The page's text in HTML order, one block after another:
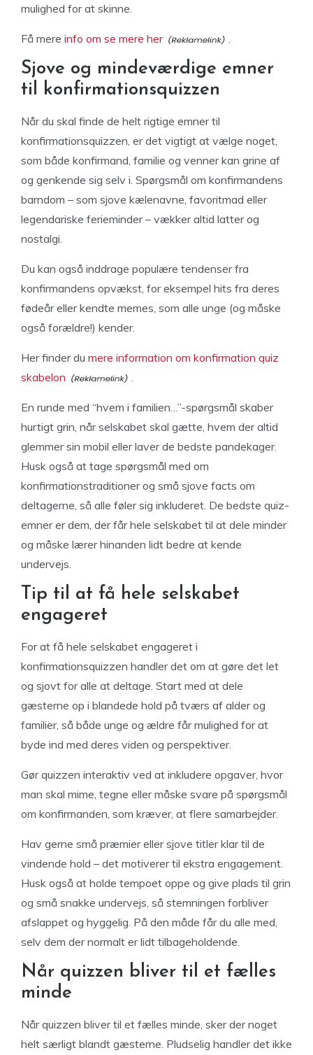
mulighed for at skinne.
Få mere info om se mere her
Sjove og mindeværdige emner
til konfirmationsquizzen
Når du skal finde de helt rigtige emner til
konfirmationsquizzen, er det vigtigt at vælge noget,
som både konfirmand, familie og venner kan grine af
og genkende sig selv i. Spørgsmål om konfirmandens
barndom – som sjove kælenavne, favoritmad eller
legendariske ferieminder – vækker altid latter og
nostalgi.
Du kan også inddrage populære tendenser fra
konfirmandens opvækst, for eksempel hits fra deres
fødeår eller kendte memes, som alle unge (og måske
også forældre!) kender.
Her finder du mere information om konfirmation quiz
skabelon
En runde med “hvem i familien…”-spørgsmål skaber
hurtigt grin, når selskabet skal gætte, hvem der altid
glemmer sin mobil eller laver de bedste pandekager.
Husk også at tage spørgsmål med om
konfirmationstraditioner og små sjove facts om
deltagerne, så alle føler sig inkluderet. De bedste quiz-
emner er dem, der får hele selskabet til at dele minder
og måske lærer hinanden lidt bedre at kende
undervejs.
Tip til at få hele selskabet
engageret
For at få hele selskabet engageret i
konfirmationsquizzen handler det om at gøre det let
og sjovt for alle at deltage. Start med at dele
gæsterne op i blandede hold på tværs af alder og
familier, så både unge og ældre får mulighed for at
byde ind med deres viden og perspektiver.
Gør quizzen interaktiv ved at inkludere opgaver, hvor
man skal mime, tegne eller måske svare på spørgsmål
om konfirmanden, som kræver, at flere samarbejder.
Hav gerne små præmier eller sjove titler klar til de
vindende hold – det motiverer til ekstra engagement.
Husk også at holde tempoet oppe og give plads til grin
og små snakke undervejs, så stemningen forbliver
afslappet og hyggelig. På den måde får du alle med,
selv dem der normalt er lidt tilbageholdende.
Når quizzen bliver til et fælles
minde
Når quizzen bliver til et fælles minde, sker der noget
helt særligt blandt gæsterne. Pludselig handler det ikke